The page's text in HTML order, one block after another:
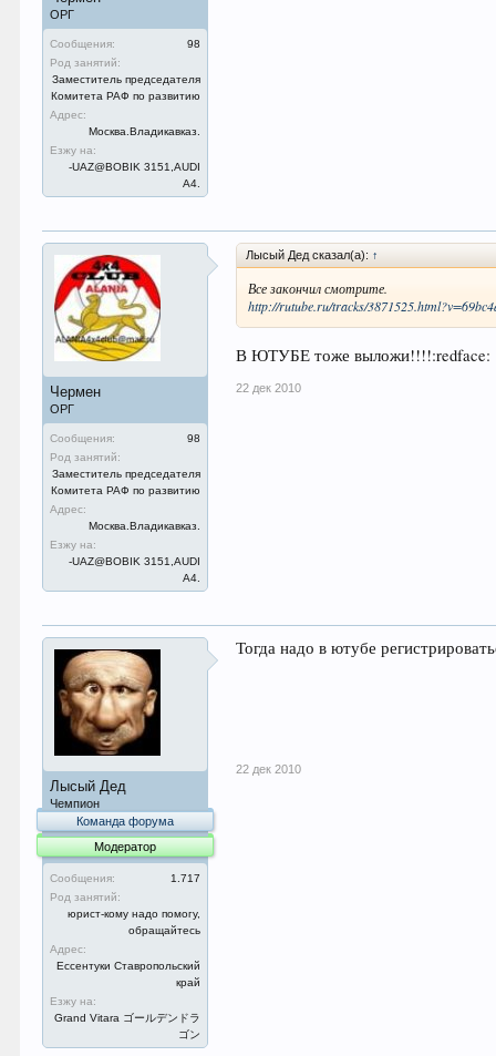
ОРГ
Сообщения:
98
Род занятий:
Заместитель председателя
Комитета РАФ по развитию
Адрес:
Москва.Владикавказ.
Езжу на:
-UAZ@BOBIK 3151,AUDI
A4.
Чермен
ОРГ
Сообщения:
98
Род занятий:
Заместитель председателя
Комитета РАФ по развитию
Адрес:
Москва.Владикавказ.
Езжу на:
-UAZ@BOBIK 3151,AUDI
A4.
Лысый Дед сказал(а): ↑
Все закончил смотрите.
http://rutube.ru/tracks/
В ЮТУБЕ тоже выложи!!!!:redface:
22 дек 2010
Лысый Дед
Чемпион
Команда форума
Модератор
Сообщения:
1.717
Род занятий:
юрист-кому надо помогу,
обращайтесь
Адрес:
Ессентуки Ставропольский
край
Езжу на:
Grand Vitara ゴールデンドラ
ゴン
Тогда надо в ютубе
22 дек 2010